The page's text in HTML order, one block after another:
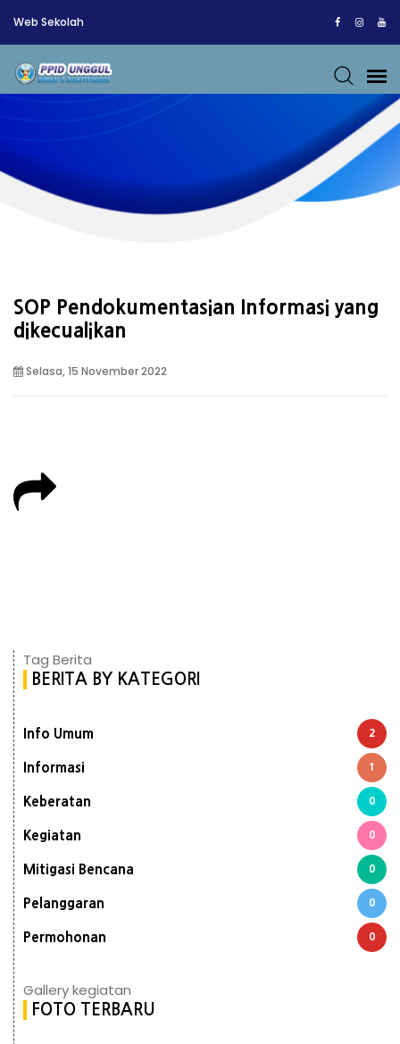
Web Sekolah
SOP Pendokumentasian Informasi yang
dikecualikan
Selasa, 15 November 2022
Tag Berita
BERITA BY KATEGORI
Info Umum 2
Informasi 1
Keberatan 0
Kegiatan 0
Mitigasi Bencana 0
Pelanggaran 0
Permohonan 0
Gallery kegiatan
FOTO TERBARU